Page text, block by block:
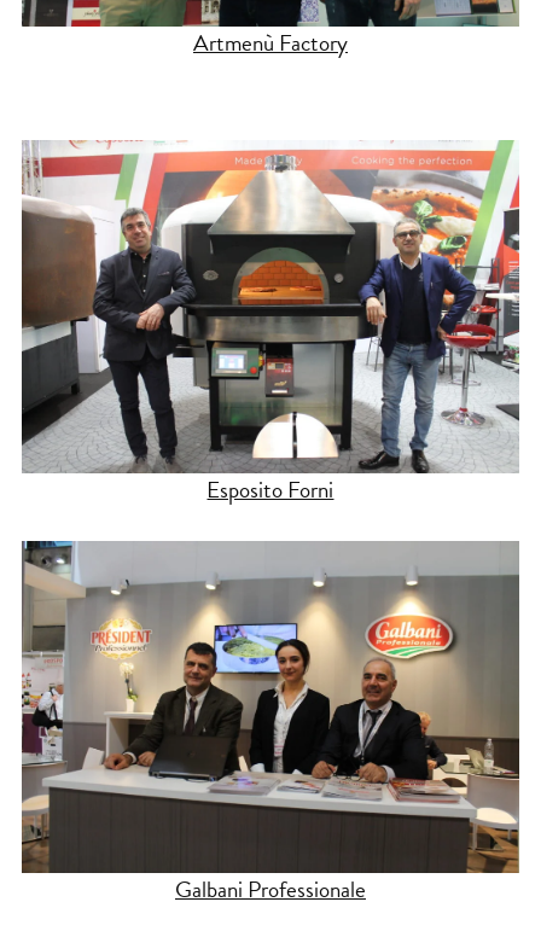
Artmenù Factory
Esposito Forni
Galbani Professionale